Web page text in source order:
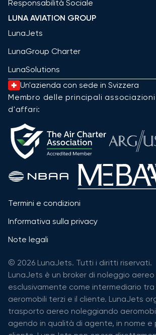
Responsabilità Sociale
LUNA AVIATION GROUP
LunaJets
LunaGroup Charter
LunaSolutions
Un'azienda con sede in Svizzera
Membro delle principali
d'affari:
Termini e condizioni
Informativa sulla privacy
Note legali
© 2026 LunaJets. Tutti i diritti riservati.
LunaJets è un broker di noleggio
esclusivamente come intermediario
aeromobili terzi e il cliente. LunaJets
trasporto aereo noleggiando
agendo in qualità di agente, in nome e